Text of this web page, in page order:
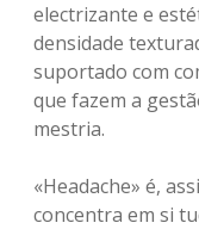
electrizante e
densidade
suportado com
que fazem a
mestria.
«Headache» é,
concentra em si